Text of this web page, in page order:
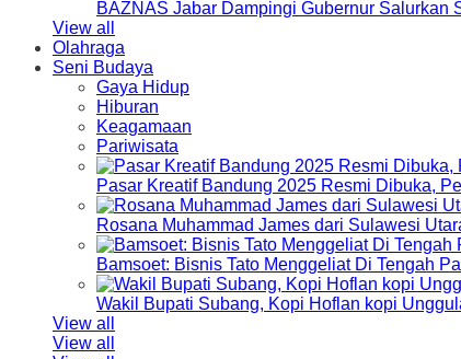
BAZNAS Jabar Dampingi Gubernur Salurkan
View all
Olahraga
Seni Budaya
Gaya Hidup
Hiburan
Keagamaan
Pariwisata
Pasar Kreatif Bandung 2025 Resmi Dibuka,
Rosana Muhammad James dari Sulawesi
Bamsoet: Bisnis Tato Menggeliat Di Tengah
Wakil Bupati Subang, Kopi Hoflan kopi
View all
View all